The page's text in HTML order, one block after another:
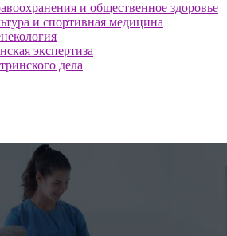
и общественное здоровье
и спортивная медицина
экспертиза
дела